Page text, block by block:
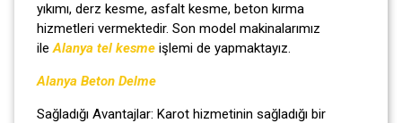
yıkımı, derz kesme, asfalt kesme, beton kırma
hizmetleri vermektedir. Son model makinalarımız
ileAlanya tel kesme işlemi de yapmaktayız.
Alanya Beton Delme
Sağladığı Avantajlar: Karot hizmetinin sağladığı bir